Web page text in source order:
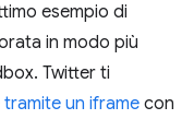
esempio di
in modo più
Twitter ti
un iframe con